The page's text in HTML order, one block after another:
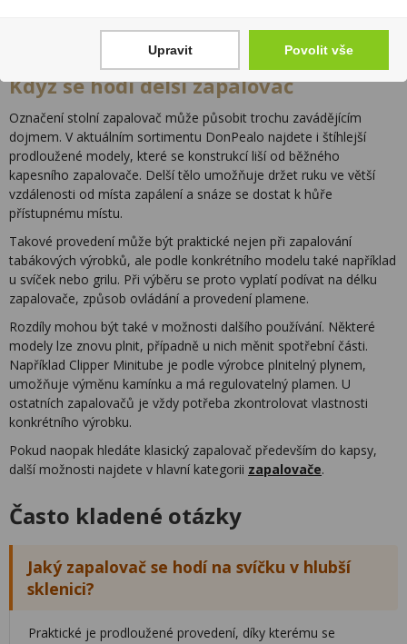
Když se hodí delší zapalovač
Označení stolní zapalovač může působit trochu zavádějícím
dojmem. V aktuálním sortimentu DonPealo najdete i štíhlejší
prodloužené modely, které se konstrukcí liší od běžného
kapesního zapalovače. Delší tělo umožňuje držet ruku ve větší
vzdálenosti od místa zapálení a snáze se dostat k hůře
přístupnému místu.
Takové provedení může být praktické nejen při zapalování
tabákových výrobků, ale podle konkrétního modelu také například
u svíček nebo grilu. Při výběru se proto vyplatí podívat na délku
zapalovače, způsob ovládání a provedení plamene.
Rozdíly mohou být také v možnosti dalšího používání. Některé
modely lze znovu plnit, případně u nich měnit spotřební části.
Například Clipper Minitube je podle výrobce plnitelný plynem,
umožňuje výměnu kamínku a má regulovatelný plamen. U
ostatních zapalovačů je vždy potřeba zkontrolovat vlastnosti
konkrétního výrobku.
Pokud naopak hledáte klasický zapalovač především do kapsy,
další možnosti najdete v hlavní kategorii zapalovače.
Často kladené otázky
Jaký zapalovač se hodí na svíčku v hlubší
sklenici?
Praktické je prodloužené provedení, díky kterému se
Upravit Povolit vše